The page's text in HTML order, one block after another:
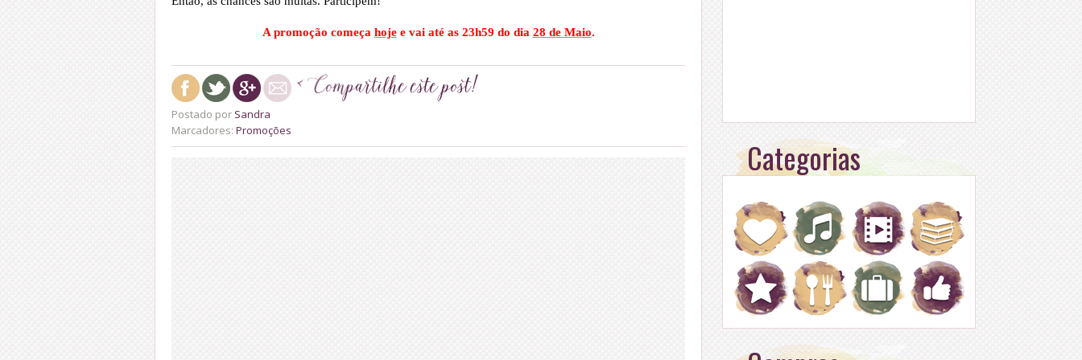
A promoção começa hoje e vai até as 23h59 do dia 28 de Maio.
Postado por Sandra
Marcadores: Promoções
Categorias